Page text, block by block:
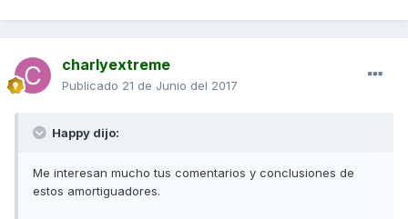
charlyextreme
Publicado 21 de Junio del 2017
Happy dijo:
Me interesan mucho tus comentarios y conclusiones de
estos amortiguadores.